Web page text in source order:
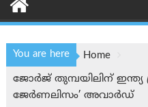
You are here
Home
ജോർജ് തുമ്പയിലിന് ഇന്ത്യ
ജേർണലിസം’ അവാർഡ്